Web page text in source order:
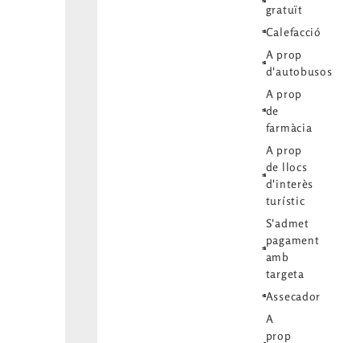
gratuït
Calefacció
A prop
d'autobusos
A prop
de
farmàcia
A prop
de llocs
d'interès
turístic
S'admet
pagament
amb
targeta
Assecador
A
prop